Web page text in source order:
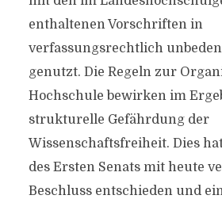
enthaltenen Vorschriften in
verfassungsrechtlich
genutzt. Die Regeln zur
Hochschule bewirken im
strukturelle Gefährdung der
Wissenschaftsfreiheit. Dies
des Ersten Senats mit heute
Beschluss entschieden und